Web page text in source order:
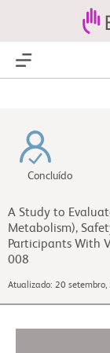
Show Menu
Concluído
A Study to
Metabolism),
Participants With
008
Atualizado: 20